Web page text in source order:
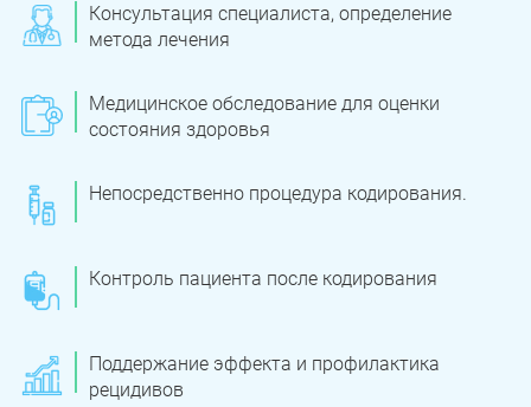
Консультация специалиста, определение
метода лечения
Медицинское обследование для оценки
состояния здоровья
Непосредственно процедура кодирования.
Контроль пациента после кодирования
Поддержание эффекта и профилактика
рецидивов